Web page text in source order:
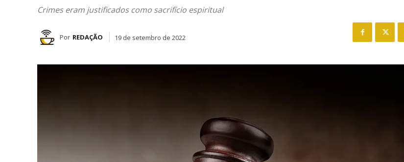
Crimes eram justificados como sacrifício espiritual
Por REDAÇÃO 19 de setembro de 2022